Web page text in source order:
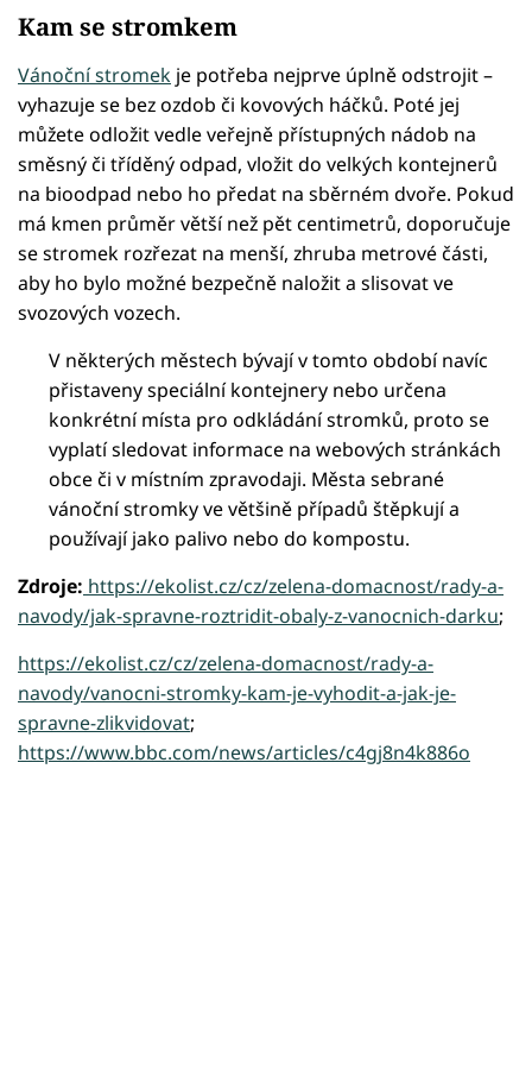
Kam se stromkem
Vánoční stromek je potřeba nejprve úplně odstrojit –
vyhazuje se bez ozdob či kovových háčků. Poté jej
můžete odložit vedle veřejně přístupných nádob na
směsný či tříděný odpad, vložit do velkých kontejnerů
na bioodpad nebo ho předat na sběrném dvoře. Pokud
má kmen průměr větší než pět centimetrů, doporučuje
se stromek rozřezat na menší, zhruba metrové části,
aby ho bylo možné bezpečně naložit a slisovat ve
svozových vozech.
V některých městech bývají v tomto období navíc
přistaveny speciální kontejnery nebo určena
konkrétní místa pro odkládání stromků, proto se
vyplatí sledovat informace na webových stránkách
obce či v místním zpravodaji. Města sebrané
vánoční stromky ve většině případů štěpkují a
používají jako palivo nebo do kompostu.
Zdroje: https://ekolist.cz/cz/zelena-domacnost/rady-a-
navody/jak-spravne-roztridit-obaly-z-vanocnich-darku;
https://ekolist.cz/cz/zelena-domacnost/rady-a-
navody/vanocni-stromky-kam-je-vyhodit-a-jak-je-
spravne-zlikvidovat;
https://www.bbc.com/news/articles/c4gj8n4k886o